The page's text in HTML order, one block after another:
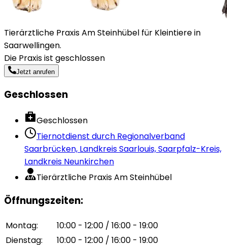
Tierärztliche Praxis Am Steinhübel für Kleintiere in
Saarwellingen.
Die Praxis ist geschlossen
Jetzt anrufen
Geschlossen
Geschlossen
Tiernotdienst durch Regionalverband
Saarbrücken, Landkreis Saarlouis, Saarpfalz-Kreis,
Landkreis Neunkirchen
Tierärztliche Praxis Am Steinhübel
Öffnungszeiten:
Montag:
10:00 - 12:00 / 16:00 - 19:00
Dienstag:
10:00 - 12:00 / 16:00 - 19:00